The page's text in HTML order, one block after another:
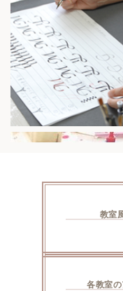
教室
各教室